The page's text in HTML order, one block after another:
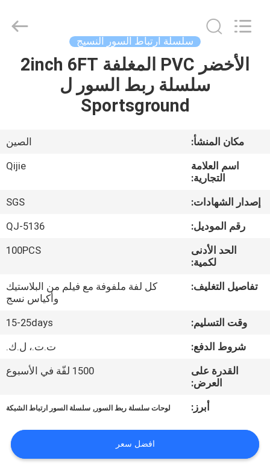
الصفحة
الرئيسية
معلومات
جولة
الجودة
اتصل
اقتباس
سلسلة ارتباط السور النسيج
الأخضر PVC المغلفة 2inch 6FT
سلسلة ربط السور ل
Sportsground
مكان المنشأ:
الصين
اسم العلامة
التجارية:
Qijie
إصدار الشهادات:
SGS
رقم الموديل:
QJ-5136
الحد الأدنى
لكمية:
100PCS
تفاصيل التغليف:
كل لفة ملفوفة مع فيلم من البلاستيك
وأكياس نسج
وقت التسليم:
15-25days
شروط الدفع:
ت.ت.، ل.ك.
القدرة على
العرض:
1500 لفّة في الأسبوع
أبرز: لوحات سلسلة ربط السور , سلسلة السور ارتباط الشبكة
افضل سعر